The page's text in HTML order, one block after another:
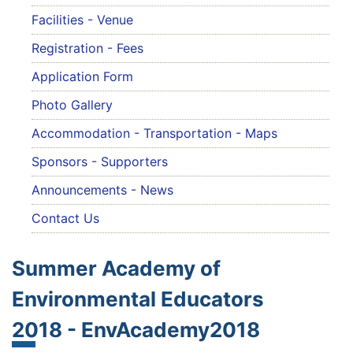
Facilities - Venue
Registration - Fees
Application Form
Photo Gallery
Accommodation - Transportation - Maps
Sponsors - Supporters
Announcements - News
Contact Us
Summer Academy of
Environmental Educators
2018 - EnvAcademy2018